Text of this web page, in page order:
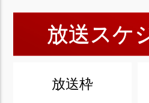
放送スケ
放送枠